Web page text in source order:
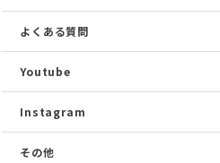
よくある質問
Youtube
Instagram
その他